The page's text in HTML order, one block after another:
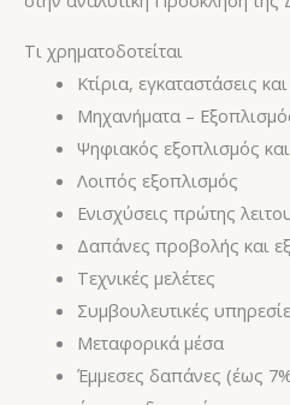
Τι χρηματοδοτείται
Κτίρια, εγκαταστάσεις
Μηχανήματα –
Ψηφιακός εξοπλισμός
Λοιπός εξοπλισμός
Ενισχύσεις πρώτης
Δαπάνες προβολής και
Τεχνικές μελέτες
Συμβουλευτικές
Μεταφορικά μέσα
Έμμεσες δαπάνες (έως